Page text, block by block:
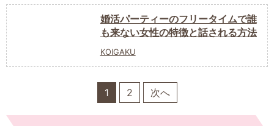
婚活パーティーのフリータイムで誰
も来ない女性の特徴と話される方法
KOIGAKU
1 2 次へ